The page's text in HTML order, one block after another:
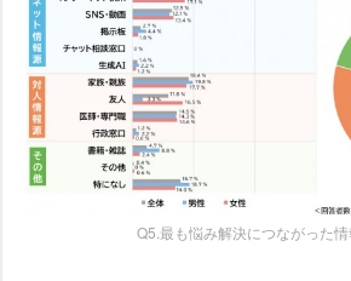
Q5.最も悩み解決につながった情